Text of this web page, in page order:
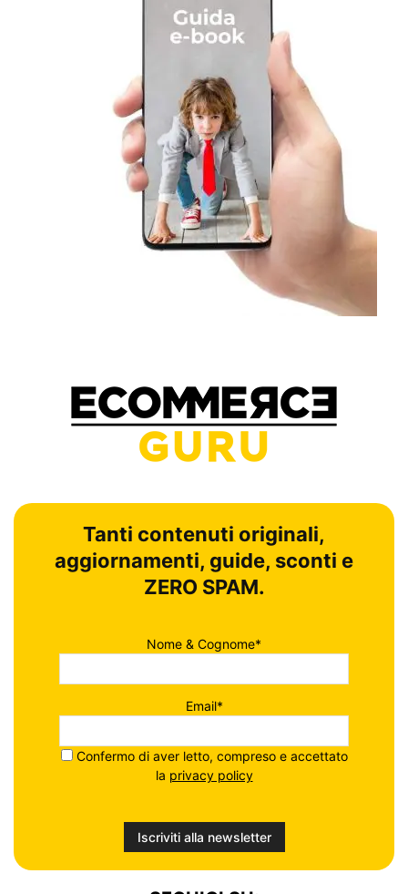
Tanti contenuti originali,
aggiornamenti, guide, sconti e
ZERO SPAM.
Nome & Cognome*
Email*
Confermo di aver letto, compreso e accettato
la privacy policy